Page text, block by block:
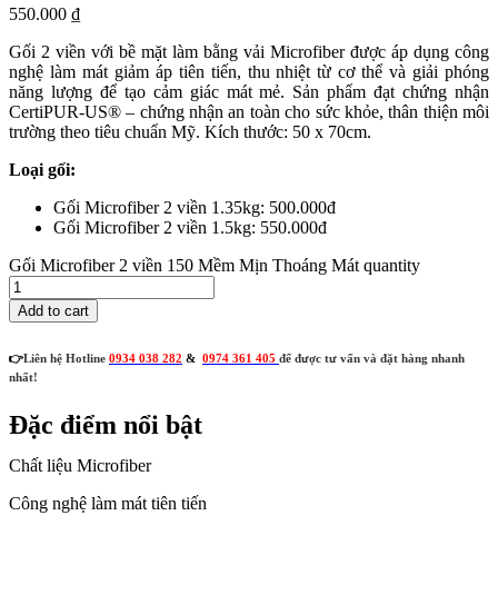
550.000 ₫
Gối 2 viền với bề mặt làm bằng vải Microfiber được áp dụng công
nghệ làm mát giảm áp tiên tiến, thu nhiệt từ cơ thể và giải phóng
năng lượng để tạo cảm giác mát mẻ. Sản phẩm đạt chứng nhận
CertiPUR-US® – chứng nhận an toàn cho sức khỏe, thân thiện môi
trường theo tiêu chuẩn Mỹ. Kích thước: 50 x 70cm.
Loại gối:
Gối Microfiber 2 viền 1.35kg: 500.000đ
Gối Microfiber 2 viền 1.5kg: 550.000đ
Gối Microfiber 2 viền 150 Mềm Mịn Thoáng Mát quantity
Add to cart
👉Liên hệ Hotline 0934 038 282 & 0974 361 405 để được tư vấn và đặt hàng nhanh
nhất!
Đặc điểm nổi bật
Chất liệu Microfiber
Công nghệ làm mát tiên tiến